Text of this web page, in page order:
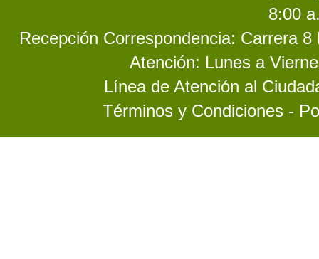
8:00
Recepción Correspondencia: Carrera
Atención: Lunes a
Línea de Atención al
Términos y Condiciones -